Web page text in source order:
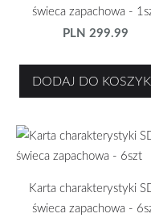
świeca zapachowa -
PLN 299.99
DODAJ DO
Karta charakterystyki
świeca zapachowa -